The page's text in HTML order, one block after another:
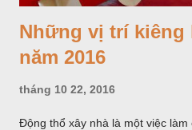
Những vị trí kiêng
năm 2016
tháng 10 22, 2016
Động thổ xây nhà là một việc